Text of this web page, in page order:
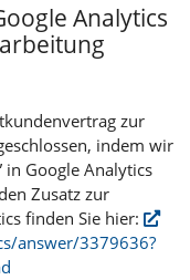
Analytics
zur
indem wir
in Google Analytics
Zusatz zur
finden Sie hier:
answer/3379636?